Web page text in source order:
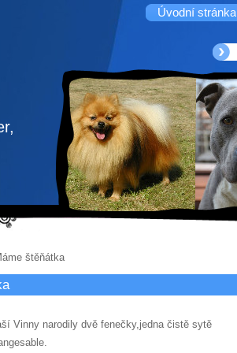
Úvodní stránka
štěňátka
Vinny narodily dvě fenečky,jedna čistě sytě